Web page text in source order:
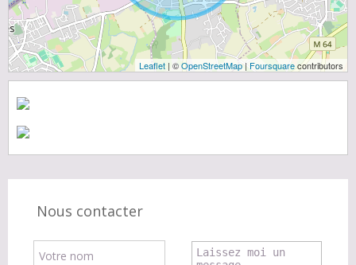
Leaflet | ©OpenStreetMap|Foursquarecontributors
Nous contacter